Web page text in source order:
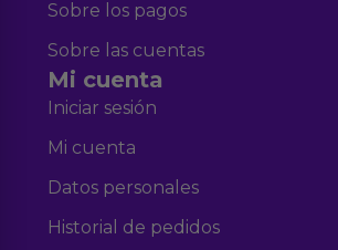
Sobre los pagos
Sobre las cuentas
Mi cuenta
Iniciar sesión
Mi cuenta
Datos personales
Historial de pedidos